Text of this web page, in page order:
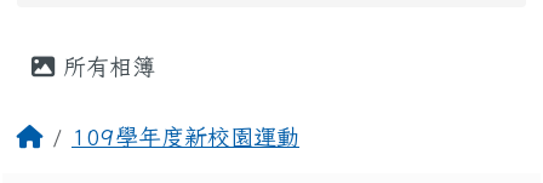
所有相簿
回首頁109學年度新校園運動